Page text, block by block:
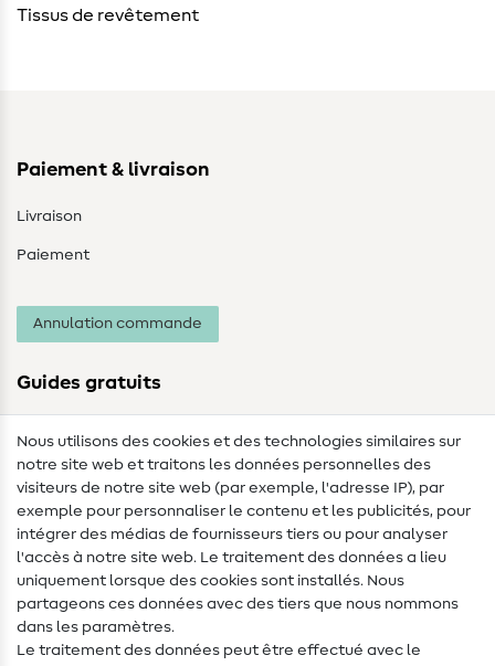
Tissus de revêtement
Paiement & livraison
Livraison
Paiement
Annulation commande
Guides gratuits
Lexique de couture
Tutos de couture
Aide & contact
Contact
Changement de propriétaire
Nous utilisons des cookies et des technologies similaires sur
notre site web et traitons les données personnelles des
visiteurs de notre site web (par exemple, l'adresse IP), par
exemple pour personnaliser le contenu et les publicités, pour
intégrer des médias de fournisseurs tiers ou pour analyser
l'accès à notre site web. Le traitement des données a lieu
uniquement lorsque des cookies sont installés. Nous
partageons ces données avec des tiers que nous nommons
dans les paramètres.
Le traitement des données peut être effectué avec le